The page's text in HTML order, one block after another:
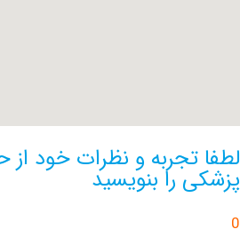
و نظرات خود از حضور
را بنویسید